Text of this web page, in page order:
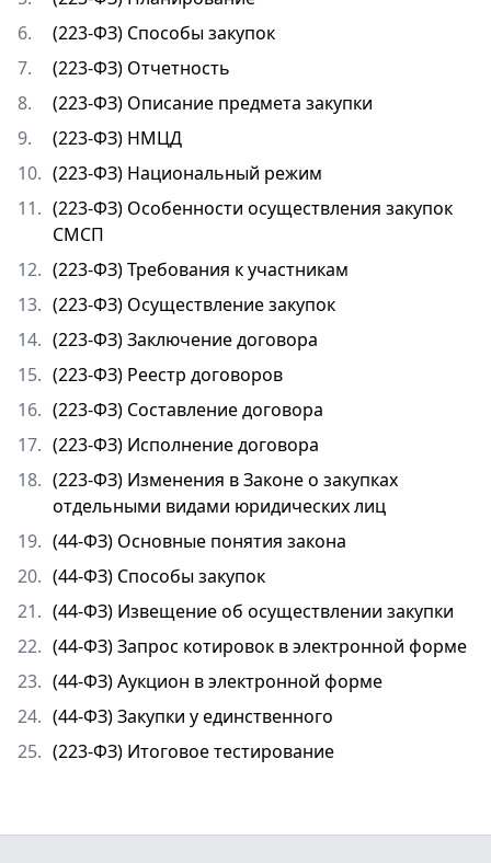
6.
(223-ФЗ) Способы закупок
7.
(223-ФЗ) Отчетность
8.
(223-ФЗ) Описание предмета закупки
9.
(223-ФЗ) НМЦД
10. (223-ФЗ) Национальный режим
11. (223-ФЗ) Особенности осуществления закупок
СМСП
12. (223-ФЗ) Требования к участникам
13. (223-ФЗ) Осуществление закупок
14. (223-ФЗ) Заключение договора
15. (223-ФЗ) Реестр договоров
16. (223-ФЗ) Составление договора
17. (223-ФЗ) Исполнение договора
18. (223-ФЗ) Изменения в Законе о закупках
отдельными видами юридических лиц
19. (44-ФЗ) Основные понятия закона
20. (44-ФЗ) Способы закупок
21. (44-ФЗ) Извещение об осуществлении закупки
22. (44-ФЗ) Запрос котировок в электронной форме
23. (44-ФЗ) Аукцион в электронной форме
24. (44-ФЗ) Закупки у единственного
25. (223-ФЗ) Итоговое тестирование